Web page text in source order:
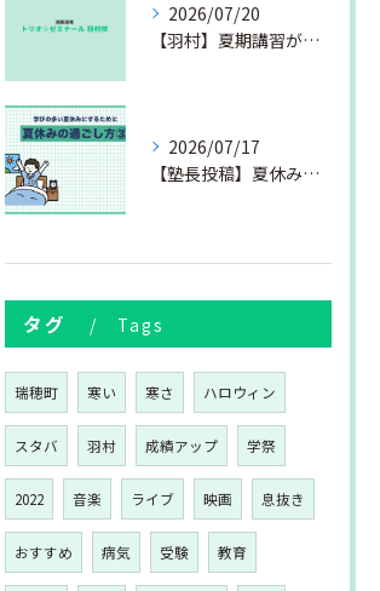
2026/07/20
【羽村】夏期講習が始まりました
2026/07/17
【塾長投稿】夏休みの過ごし方③
タグ Tags
瑞穂町 寒い 寒さ ハロウィン
スタバ 羽村 成績アップ 学祭
2022 音楽 ライブ 映画 息抜き
おすすめ 病気 受験 教育